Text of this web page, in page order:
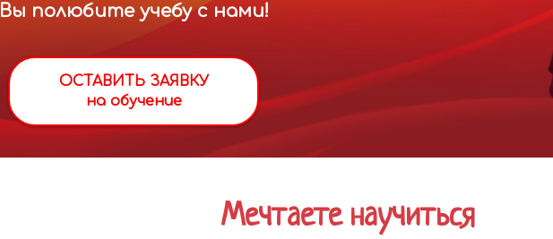
Вы полюбите учебу с нами!
ОСТАВИТЬ ЗАЯВКУ
на обучение
Мечтаете научиться